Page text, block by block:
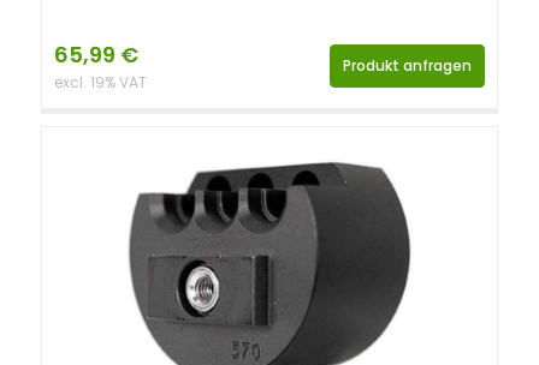
65,99 €
excl. 19% VAT
Produkt anfragen